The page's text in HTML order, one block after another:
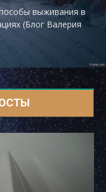
выживания в
(Блог Валерия